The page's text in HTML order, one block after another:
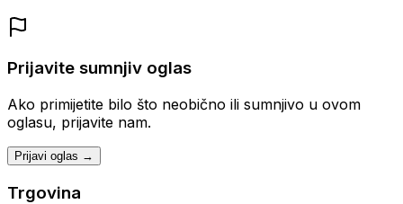
Prijavite sumnjiv oglas
Ako primijetite bilo što neobično ili sumnjivo u ovom
oglasu, prijavite nam.
Prijavi oglas →
Trgovina